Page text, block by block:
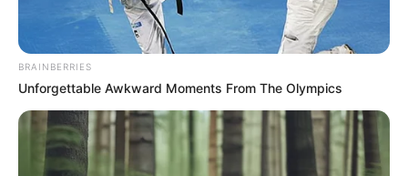
BRAINBERRIES
Unforgettable Awkward Moments From The Olympics